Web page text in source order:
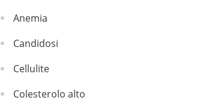
Anemia
Candidosi
Cellulite
Colesterolo alto